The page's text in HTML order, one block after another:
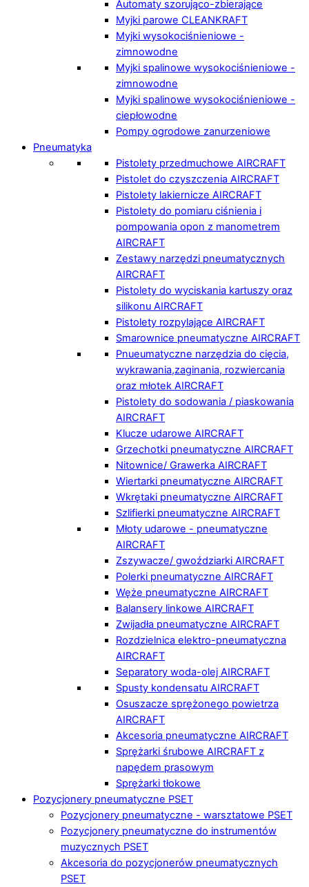
Automaty szorująco-zbierające
Myjki parowe CLEANKRAFT
Myjki wysokociśnieniowe -
zimnowodne
Myjki spalinowe wysokociśnieniowe -
zimnowodne
Myjki spalinowe wysokociśnieniowe -
ciepłowodne
Pompy ogrodowe zanurzeniowe
Pneumatyka
Pistolety przedmuchowe AIRCRAFT
Pistolet do czyszczenia AIRCRAFT
Pistolety lakiernicze AIRCRAFT
Pistolety do pomiaru ciśnienia i
pompowania opon z manometrem
AIRCRAFT
Zestawy narzędzi pneumatycznych
AIRCRAFT
Pistolety do wyciskania kartuszy oraz
silikonu AIRCRAFT
Pistolety rozpylające AIRCRAFT
Smarownice pneumatyczne AIRCRAFT
Pnueumatyczne narzędzia do cięcia,
wykrawania,zaginania, rozwiercania
oraz młotek AIRCRAFT
Pistolety do sodowania / piaskowania
AIRCRAFT
Klucze udarowe AIRCRAFT
Grzechotki pneumatyczne AIRCRAFT
Nitownice/ Grawerka AIRCRAFT
Wiertarki pneumatyczne AIRCRAFT
Wkrętaki pneumatyczne AIRCRAFT
Szlifierki pneumatyczne AIRCRAFT
Młoty udarowe - pneumatyczne
AIRCRAFT
Zszywacze/ gwoździarki AIRCRAFT
Polerki pneumatyczne AIRCRAFT
Węże pneumatyczne AIRCRAFT
Balansery linkowe AIRCRAFT
Zwijadła pneumatyczne AIRCRAFT
Rozdzielnica elektro-pneumatyczna
AIRCRAFT
Separatory woda-olej AIRCRAFT
Spusty kondensatu AIRCRAFT
Osuszacze sprężonego powietrza
AIRCRAFT
Akcesoria pneumatyczne AIRCRAFT
Sprężarki śrubowe AIRCRAFT z
napędem prasowym
Sprężarki tłokowe
Pozycjonery pneumatyczne PSET
Pozycjonery pneumatyczne - warsztatowe PSET
Pozycjonery pneumatyczne do instrumentów
muzycznych PSET
Akcesoria do pozycjonerów pneumatycznych
PSET